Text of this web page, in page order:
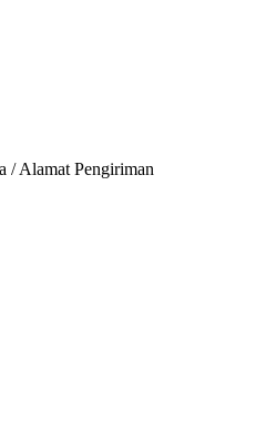
/ Alamat Pengiriman